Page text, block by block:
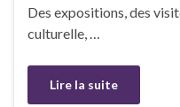
Des expositions, des
culturelle, …
Lire la suite